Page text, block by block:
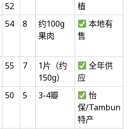
52
植
54 8
约100g
果肉
本地有
售
55 7
1片（约
150g）
全年供
应
50 5 3-4瓣
怡
保/Tambun
特产